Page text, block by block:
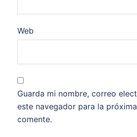
Web
Guarda mi nombre, correo
este navegador para la
comente.